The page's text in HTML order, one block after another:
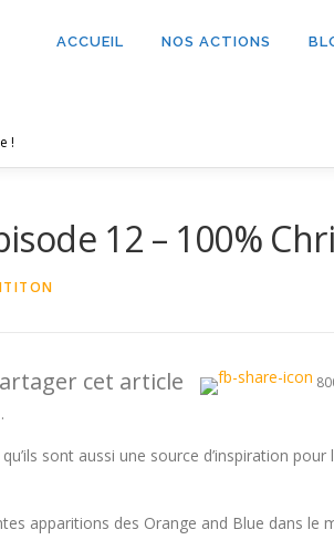
!
ACCUEIL NOS ACTIONS
12 – 100%
cet article
sont aussi une source d’inspiration
apparitions des Orange and Blue dans le